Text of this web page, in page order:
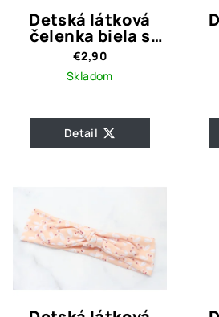
Detská látková
čelenka biela s
uzlom
€2,90
Skladom
Detail